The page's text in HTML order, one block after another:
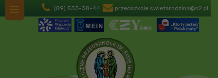
(89) 533-38-44 przedszkole.swietarodzina@o2.pl